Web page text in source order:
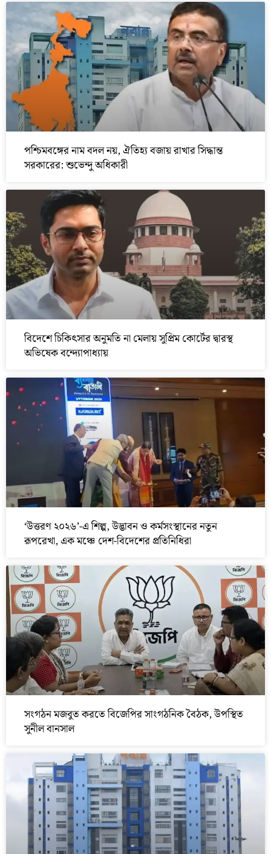
পশ্চিমবঙ্গের নাম বদল নয়, ঐতিহ্য বজায় রাখার সিদ্ধান্ত
সরকারের: শুভেন্দু অধিকারী
বিদেশে চিকিৎসার অনুমতি না মেলায় সুপ্রিম কোর্টের দ্বারস্থ
অভিষেক বন্দ্যোপাধ্যায়
‘উত্তরণ ২০২৬’-এ শিল্প, উদ্ভাবন ও কর্মসংস্থানের নতুন
রূপরেখা, এক মঞ্চে দেশ-বিদেশের প্রতিনিধিরা
সংগঠন মজবুত করতে বিজেপির সাংগঠনিক বৈঠক, উপস্থিত
সুনীল বানসাল